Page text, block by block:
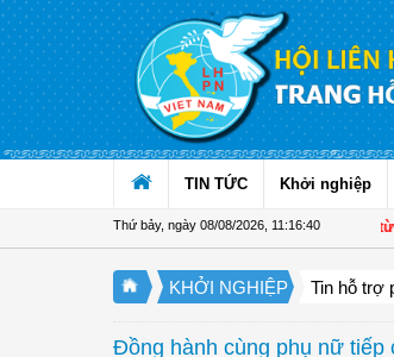
Truy cập nội dung luôn
TIN TỨC Khởi nghiệp
Thứ bảy, ngày 08/08/2026 11:16:41
Từ 1/11, chuyển tiền từ 500
KHỞI NGHIỆP Tin hỗ trợ
Đồng hành cùng phụ nữ tiếp